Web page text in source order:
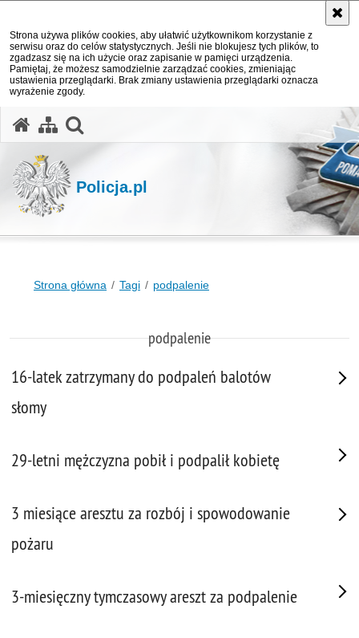
Strona używa plików cookies, aby ułatwić użytkownikom korzystanie z
serwisu oraz do celów statystycznych. Jeśli nie blokujesz tych plików, to
zgadzasz się na ich użycie oraz zapisanie w pamięci urządzenia.
Pamiętaj, że możesz samodzielnie zarządzać cookies, zmieniając
ustawienia przeglądarki. Brak zmiany ustawienia przeglądarki oznacza
wyrażenie zgody.
Policja.pl
Strona główna Tagi podpalenie
podpalenie
16-latek zatrzymany do podpaleń balotów
słomy
29-letni mężczyzna pobił i podpalił kobietę
3 miesiące aresztu za rozbój i spowodowanie
pożaru
3-miesięczny tymczasowy areszt za podpalenie